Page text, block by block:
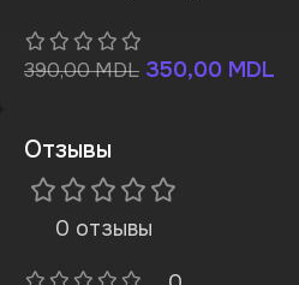
390,00MDL 350,00 MDL
Отзывы
0 отзывы